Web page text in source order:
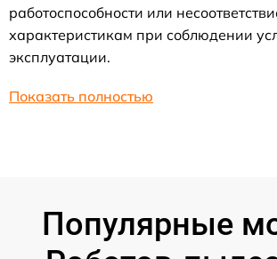
работоспособности или
характеристикам при соблюдении
эксплуатации.
Показать полностью
Популярные